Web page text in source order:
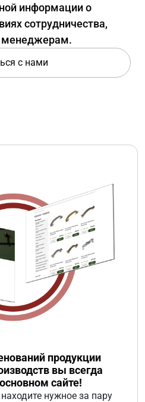
информации о
сотрудничества,
менеджерам.
с нами
продукции
вы всегда
сайте!
нужное за пару